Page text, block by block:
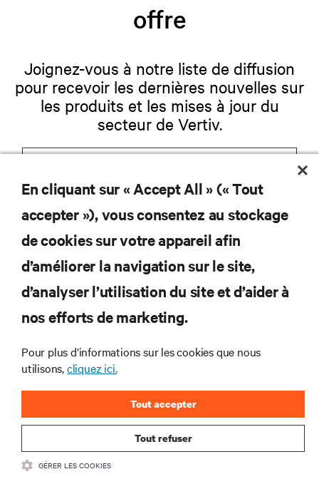
offre
Joignez-vous à notre liste de diffusion
pour recevoir les dernières nouvelles sur
les produits et les mises à jour du
secteur de Vertiv.
S'INSCRIRE
RESSOURCES
ENTREPRISE
COMMUNIQUEZ AVEC NOUS
En cliquant sur « Accept All » (« Tout
accepter »), vous consentez au stockage
de cookies sur votre appareil afin
d’améliorer la navigation sur le site,
d’analyser l’utilisation du site et d’aider à
nos efforts de marketing.
Pour plus d’informations sur les cookies que nous
utilisons,cliquez ici.
Tout refuser
Tout accepter
GÉRER LES COOKIES